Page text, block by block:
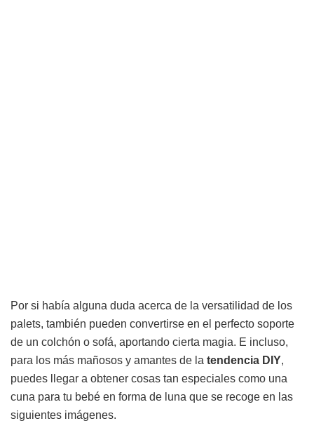
Por si había alguna duda acerca de la versatilidad de los
palets, también pueden convertirse en el perfecto soporte
de un colchón o sofá, aportando cierta magia. E incluso,
para los más mañosos y amantes de la tendencia DIY,
puedes llegar a obtener cosas tan especiales como una
cuna para tu bebé en forma de luna que se recoge en las
siguientes imágenes.